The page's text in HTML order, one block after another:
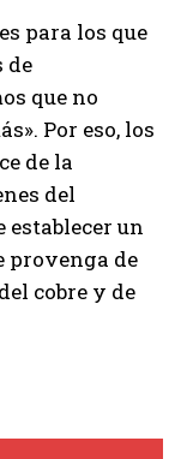
para los que
de
que no
Por eso, los
de la
del
establecer un
provenga de
cobre y de